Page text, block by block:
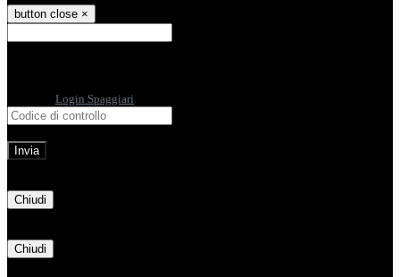
button close ×
Login Spaggiari
Chiudi
Chiudi